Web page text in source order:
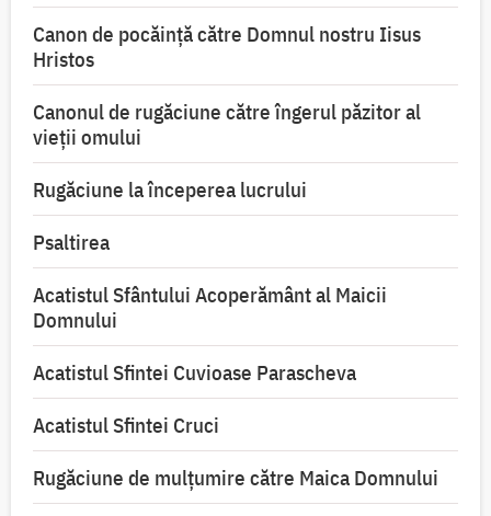
Canon de pocăință către Domnul nostru Iisus
Hristos
Canonul de rugăciune către îngerul păzitor al
vieții omului
Rugăciune la începerea lucrului
Psaltirea
Acatistul Sfântului Acoperământ al Maicii
Domnului
Acatistul Sfintei Cuvioase Parascheva
Acatistul Sfintei Cruci
Rugăciune de mulţumire către Maica Domnului